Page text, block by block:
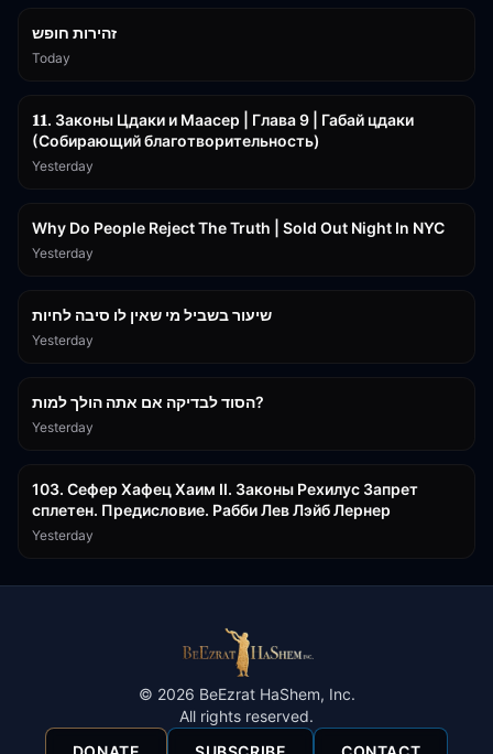
זהירות חופש
Today
𝟏𝟏. Законы Цдаки и Маасер | Глава 9 | Габай цдаки
(Собирающий благотворительность)
Yesterday
Why Do People Reject The Truth | Sold Out Night In NYC
Yesterday
שיעור בשביל מי שאין לו סיבה לחיות
Yesterday
הסוד לבדיקה אם אתה הולך למות?
Yesterday
103. Сефер Хафец Хаим II. Законы Рехилус Запрет
сплетен. Предисловие. Рабби Лев Лэйб Лернер
Yesterday
© 2026 BeEzrat HaShem, Inc.
All rights reserved.